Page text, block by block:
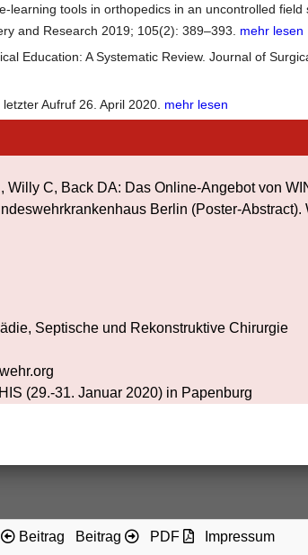
learning tools in orthopedics in an uncontrolled field
and Research 2019; 105(2): 389–393. mehr lesen
Education: A Systematic Review. Journal of
, letzter Aufruf 26. April 2020. mehr lesen
Willy C, Back DA: Das Online-Angebot von
Berlin (Poster-Abstract).
Septische und Rekonstruktive Chirurgie
(29.-31. Januar 2020) in Papenburg
Beitrag Beitrag PDF Impressum